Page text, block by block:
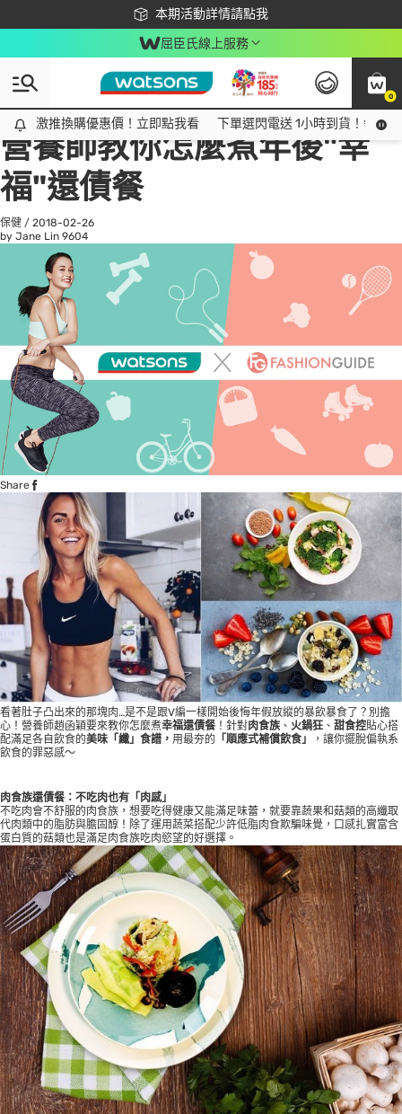
本期活動詳情請點我
下載app最高回饋$350
屈臣氏線上服務
0
激推換購優惠價！立即點我看
激推換購優惠價！立即點我看 下單選閃電送 1小時到貨！領神
All
話題趨勢
營養師教你怎麼煮年後"幸
福"還債餐
保健 / 2018-02-26
by Jane Lin 9604
Share
看著肚子凸出來的那塊肉…是不是跟V編一樣開始後悔年假放縱的暴飲暴食了？別擔
心！營養師趙函穎要來教你怎麼煮幸福還債餐 ！針對肉食族 、 火鍋狂 、 甜食控貼心搭
配滿足各自飲食的美味「纖」食譜， 用最夯的 「順應式補償飲食」
，讓你擺脫偏執系
飲食的罪惡感～
肉食族還債餐：不吃肉也有「肉感」
不吃肉會不舒服的肉食族，想要吃得健康又能滿足味蕾，就要靠蔬果和菇類的高纖取
代肉類中的脂肪與膽固醇！除了運用蔬菜搭配少許低脂肉食欺騙味覺，口感扎實富含
蛋白質的菇類也是滿足肉食族吃肉慾望的好選擇。